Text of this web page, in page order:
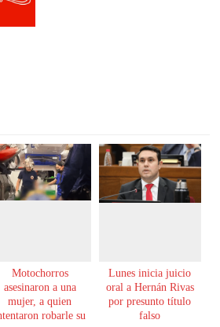
Motochorros
asesinaron a una
mujer, a quien
robarle su
Lunes inicia juicio
oral a Hernán Rivas
por presunto título
falso